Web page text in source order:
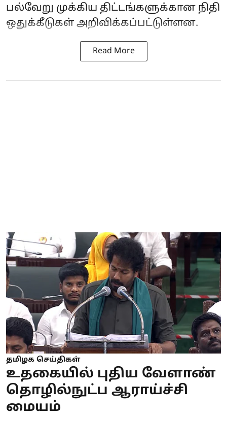
பல்வேறு முக்கிய திட்டங்களுக்கான நிதி
ஒதுக்கீடுகள் அறிவிக்கப்பட்டுள்ளன.
Read More
தமிழக செய்திகள்
உதகையில் புதிய வேளாண்
தொழில்நுட்ப ஆராய்ச்சி
மையம்